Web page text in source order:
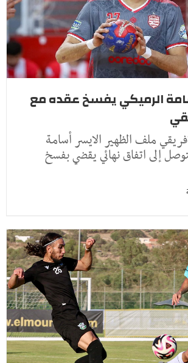
الرميكي يفسخ عقده مع
ملف الظهير الايسر أسامة
إلى اتفاق نهائي يقضي بفسخ